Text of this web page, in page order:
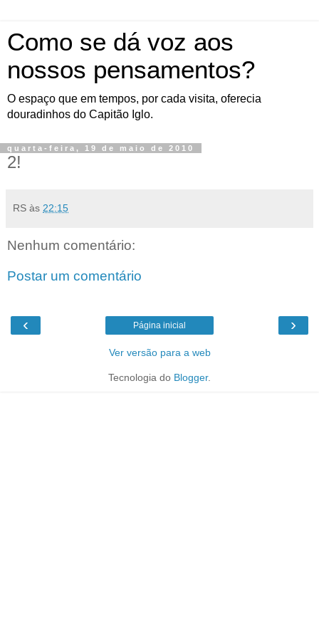
Como se dá voz aos
nossos pensamentos?
O espaço que em tempos, por cada visita, oferecia
douradinhos do Capitão Iglo.
quarta-feira, 19 de maio de 2010
2!
RS às 22:15
Nenhum comentário:
Postar um comentário
‹ ›
Página inicial
Ver versão para a web
Tecnologia do Blogger.